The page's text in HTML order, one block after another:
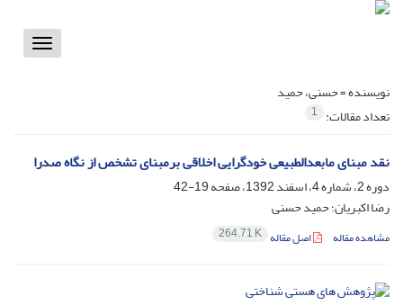
Toggle
نویسنده =حسنی، حمید
تعداد مقالات: 1
نقد مبنای مابعدالطبیعی خودگرایی اخلاقی برمبنای تشخص از نگاه صدرا
دوره 2، شماره 4، اسفند 1392، صفحه
19-42
رضا اکبریان؛ حمید حسنی
مشاهده مقاله اصل مقاله 264.71 K